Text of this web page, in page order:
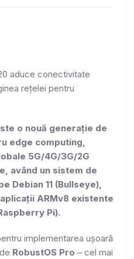
aduce conectivitate
rețelei pentru
o nouă generație de
edge computing,
5G/4G/3G/2G
având un sistem de
Debian 11 (Bullseye),
ARMv8 existente
Pi).
implementarea ușoară
RobustOS Pro – cel mai